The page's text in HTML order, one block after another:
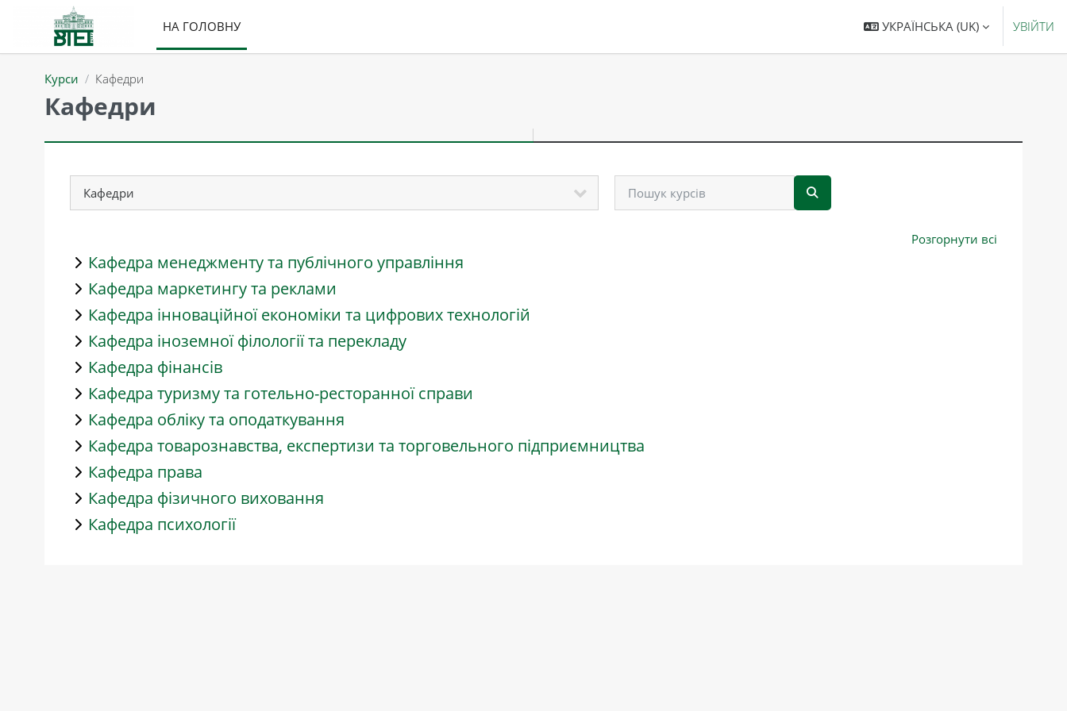
Перейти до головного вмісту
НА ГОЛОВНУ
УКРАЇНСЬКА ‎(UK)‎ УВІЙТИ
Курси Кафедри
Кафедри
Категорії курсів
Розгорнути всі
Кафедра менеджменту та публічного управління
Кафедра маркетингу та реклами
Кафедра інноваційної економіки та цифрових технологій
Кафедра іноземної філології та перекладу
Кафедра фінансів
Кафедра туризму та готельно-ресторанної справи
Кафедра обліку та оподаткування
Кафедра товарознавства, експертизи та торговельного підприємництва
Кафедра права
Кафедра фізичного виховання
Кафедра психології